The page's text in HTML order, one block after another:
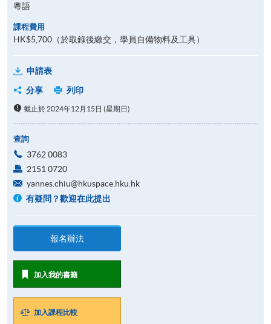
粵語
課程費用
HK$5,700（於取錄後繳交，學員自備物料及工具）
申請表
分享
列印
截止於 2024年12月15日 (星期日)
查詢
3762 0083
2151 0720
yannes.chiu@hkuspace.hku.hk
有疑問？歡迎在此提出
報名辦法
加入我的書籤
加入課程比較